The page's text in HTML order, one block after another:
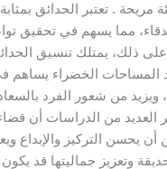
مريحة . تعتبر الحدائق
مما يسهم في تحقيق
ذلك، يمتلك تنسيق
المساحات الخضراء يساهم
ويزيد من شعور الفرد
العديد من الدراسات أن
يحسن التركيز والإبداع
وتعزيز جماليتها قد